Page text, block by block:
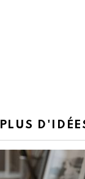
PLUS